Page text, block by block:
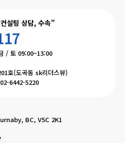
설팅 상담, 수속”
/ 토 09:00~13:00
호(도곡동 sk리더스뷰)
6442-5220
BC, V5C 2K1